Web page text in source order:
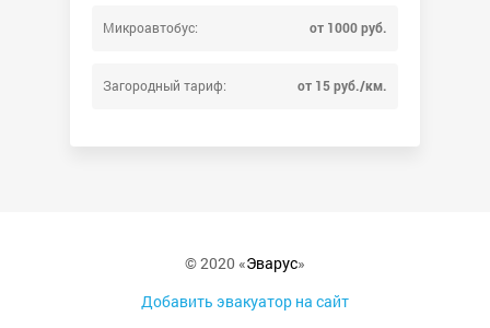
Микроавтобус: от 1000 руб.
Загородный тариф: от 15 руб./км.
© 2020 «Эварус»
Добавить эвакуатор на сайт